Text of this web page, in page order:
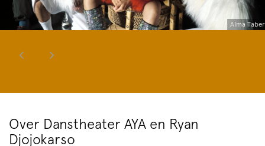
Alma
Over Danstheater AYA en Ryan
Djojokarso